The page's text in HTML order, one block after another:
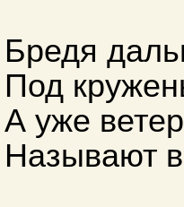
Бредя
Под
А уже
Называют